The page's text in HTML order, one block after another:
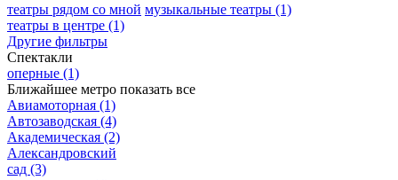
театры рядом со мной музыкальные театры (1)
театры в центре (1)
Другие фильтры
Спектакли
оперные (1)
Ближайшее метро показать все
Авиамоторная (1)
Автозаводская (4)
Академическая (2)
Александровский
сад (3)